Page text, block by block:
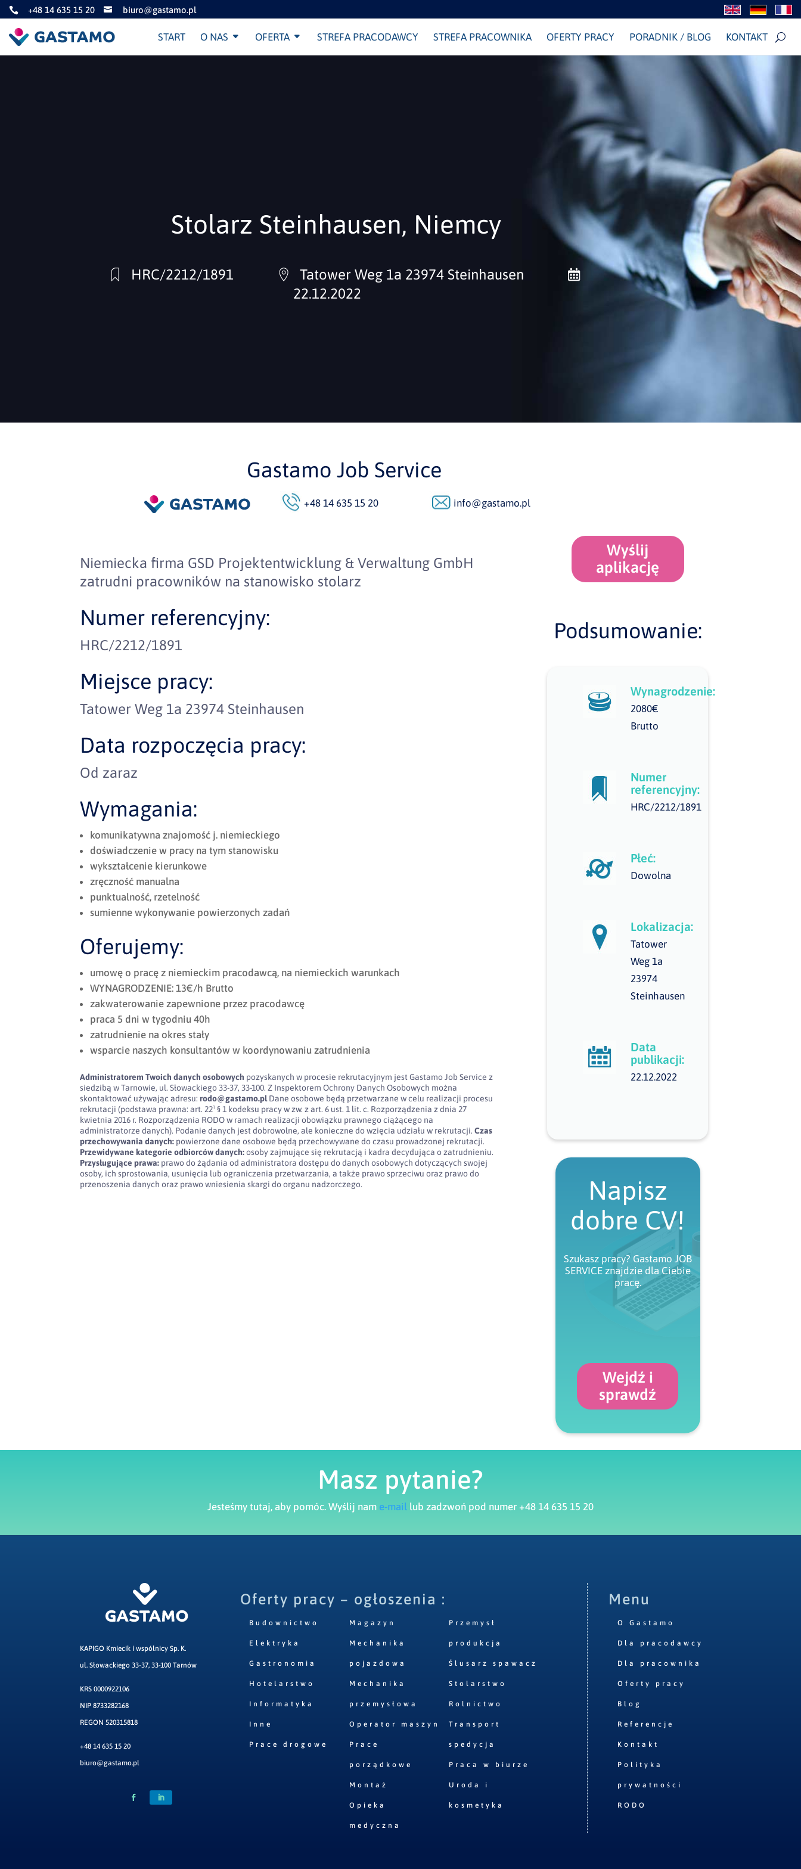
 +48 14 635 15 20  biuro@gastamo.pl
START O NAS OFERTA STREFA PRACODAWCY STREFA PRACOWNIKA OFERTY PRACY PORADNIK / BLOG KONTAKT
Stolarz Steinhausen, Niemcy
HRC/2212/1891
Tatower Weg 1a 23974 Steinhausen
22.12.2022
Gastamo Job Service
+48 14 635 15 20 info@gastamo.pl
Niemiecka firma GSD Projektentwicklung & Verwaltung GmbH
zatrudni pracowników na stanowisko stolarz
Numer referencyjny:
HRC/2212/1891
Miejsce pracy:
Tatower Weg 1a 23974 Steinhausen
Data rozpoczęcia pracy:
Od zaraz
Wymagania:
komunikatywna znajomość j. niemieckiego
doświadczenie w pracy na tym stanowisku
wykształcenie kierunkowe
zręczność manualna
punktualność, rzetelność
sumienne wykonywanie powierzonych zadań
Oferujemy:
umowę o pracę z niemieckim pracodawcą, na niemieckich warunkach
WYNAGRODZENIE: 13€/h Brutto
zakwaterowanie zapewnione przez pracodawcę
praca 5 dni w tygodniu 40h
zatrudnienie na okres stały
wsparcie naszych konsultantów w koordynowaniu zatrudnienia
Administratorem Twoich danych osobowych pozyskanych w procesie rekrutacyjnym jest Gastamo Job Service z
siedzibą w Tarnowie, ul. Słowackiego 33-37, 33-100. Z Inspektorem Ochrony Danych Osobowych można
skontaktować używając adresu:rodo@gastamo.plDane osobowe będą przetwarzane w celu realizacji procesu
rekrutacji (podstawa prawna: art. 22¹ § 1 kodeksu pracy w zw. z art. 6 ust. 1 lit. c. Rozporządzenia z dnia 27
kwietnia 2016 r. Rozporządzenia RODO w ramach realizacji obowiązku prawnego ciążącego na
administratorze danych). Podanie danych jest dobrowolne, ale konieczne do wzięcia udziału w rekrutacji.Czas
przechowywania danych: powierzone dane osobowe będą przechowywane do czasu prowadzonej rekrutacji.
Przewidywane kategorie odbiorców danych:osoby zajmujące się rekrutacją i kadra decydująca o zatrudnieniu.
Przysługujące prawa: prawo do żądania od administratora dostępu do danych osobowych dotyczących swojej
osoby, ich sprostowania, usunięcia lub ograniczenia przetwarzania, a także prawo sprzeciwu oraz prawo do
przenoszenia danych oraz prawo wniesienia skargi do organu nadzorczego.
Wyślij
aplikację
Podsumowanie:
Wynagrodzenie:
2080€
Brutto
Numer
referencyjny:
HRC/2212/1891
Płeć:
Dowolna
Lokalizacja:
Tatower
Weg 1a
23974
Steinhausen
Data
publikacji:
22.12.2022
Napisz
dobre CV!
Szukasz pracy? Gastamo JOB
SERVICE znajdzie dla Ciebie
pracę.
Wejdź i
sprawdź
Masz pytanie?
Jesteśmy tutaj, aby pomóc. Wyślij nam e-mail lub zadzwoń pod numer +48 14 635 15 20
KAPIGO Kmiecik i wspólnicy Sp. K.
ul. Słowackiego 33-37, 33-100 Tarnów
KRS 0000922106
NIP 8733282168
REGON 520315818
+48 14 635 15 20
biuro@gastamo.pl
Oferty pracy – ogłoszenia :
Budownictwo
Elektryka
Gastronomia
Hotelarstwo
Informatyka
Inne
Prace drogowe
Magazyn
Mechanika
pojazdowa
Mechanika
przemysłowa
Operator maszyn
Prace
porządkowe
Montaż
Opieka
medyczna
Przemysł
produkcja
Ślusarz spawacz
Stolarstwo
Rolnictwo
Transport
spedycja
Praca w biurze
Uroda i
kosmetyka
Menu
O Gastamo
Dla pracodawcy
Dla pracownika
Oferty pracy
Blog
Referencje
Kontakt
Polityka
prywatności
RODO